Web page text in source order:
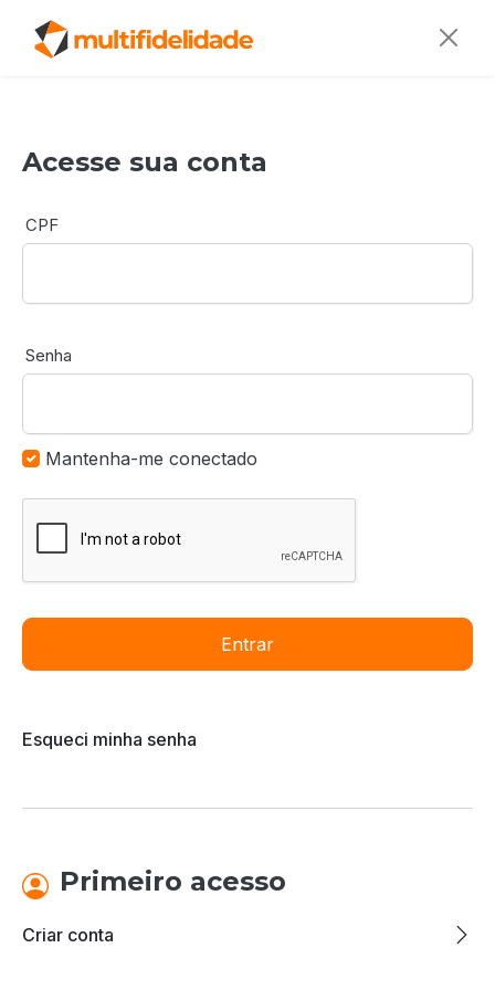
Acesse sua conta
CPF
Senha
Mantenha-me conectado
Entrar
Esqueci minha senha
Primeiro acesso
Criar conta